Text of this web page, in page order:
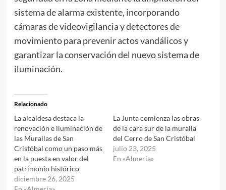
sistema de alarma existente, incorporando
cámaras de videovigilancia y detectores de
movimiento para prevenir actos vandálicos y
garantizar la conservación del nuevo sistema de
iluminación.
Relacionado
La alcaldesa destaca la
renovación e iluminación de
las Murallas de San
Cristóbal como un paso más
en la puesta en valor del
patrimonio histórico
diciembre 26, 2025
La Junta comienza las obras
de la cara sur de la muralla
del Cerro de San Cristóbal
julio 23, 2025
En «Almería»